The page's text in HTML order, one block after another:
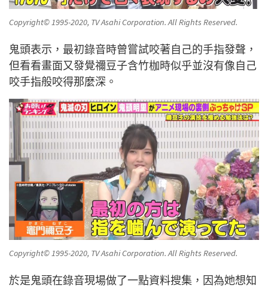
Copyright© 1995-2020, TV Asahi Corporation. All Rights Reserved.
鬼頭表示，最初錄音時曾嘗試咬著自己的手指發聲，
但看看畫面又發覺禰豆子含竹枷時似乎並沒有像自己
咬手指般咬得那麼深。
Copyright© 1995-2020, TV Asahi Corporation. All Rights Reserved.
於是鬼頭在錄音現場做了一點資料搜集，因為她想知